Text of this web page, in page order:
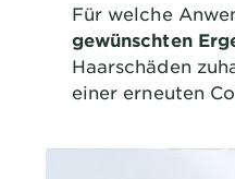
Für welche
gewünschten
Haarschäden
einer erneuten